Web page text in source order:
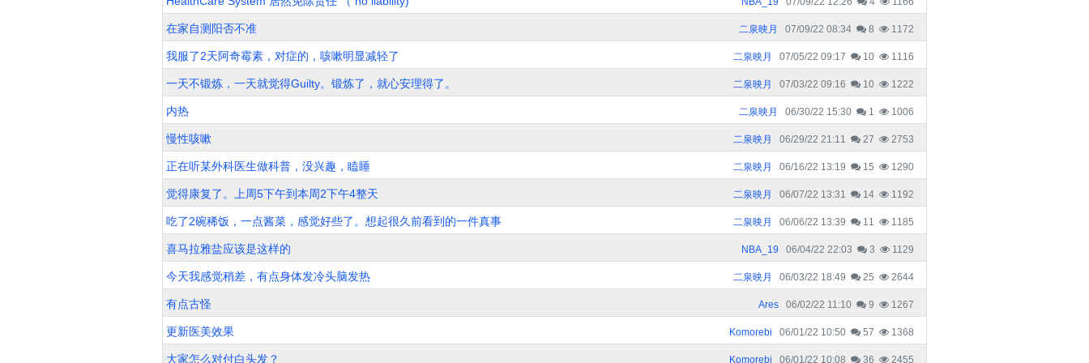
在家自测阳否不准 二泉映月 07/09/22 08:34 8 1172
我服了2天阿奇霉素，对症的，咳嗽明显减轻了 二泉映月 07/05/22 09:17 10 1116
一天不锻炼，一天就觉得Guilty。锻炼了，就心安理得了。 二泉映月 07/03/22 09:16 10 1222
内热 二泉映月 06/30/22 15:30 1 1006
慢性咳嗽 二泉映月 06/29/22 21:11 27 2753
正在听某外科医生做科普，没兴趣，瞌睡 二泉映月 06/16/22 13:19 15 1290
觉得康复了。上周5下午到本周2下午4整天 二泉映月 06/07/22 13:31 14 1192
吃了2碗稀饭，一点酱菜，感觉好些了。想起很久前看到的一件真事 二泉映月 06/06/22 13:39 11 1185
喜马拉雅盐应该是这样的 NBA_19 06/04/22 22:03 3 1129
今天我感觉稍差，有点身体发冷头脑发热 二泉映月 06/03/22 18:49 25 2644
有点古怪 Ares 06/02/22 11:10 9 1267
更新医美效果 Komorebi 06/01/22 10:50 57 1368
大家怎么对付白头发？ Komorebi 06/01/22 10:08 36 2455